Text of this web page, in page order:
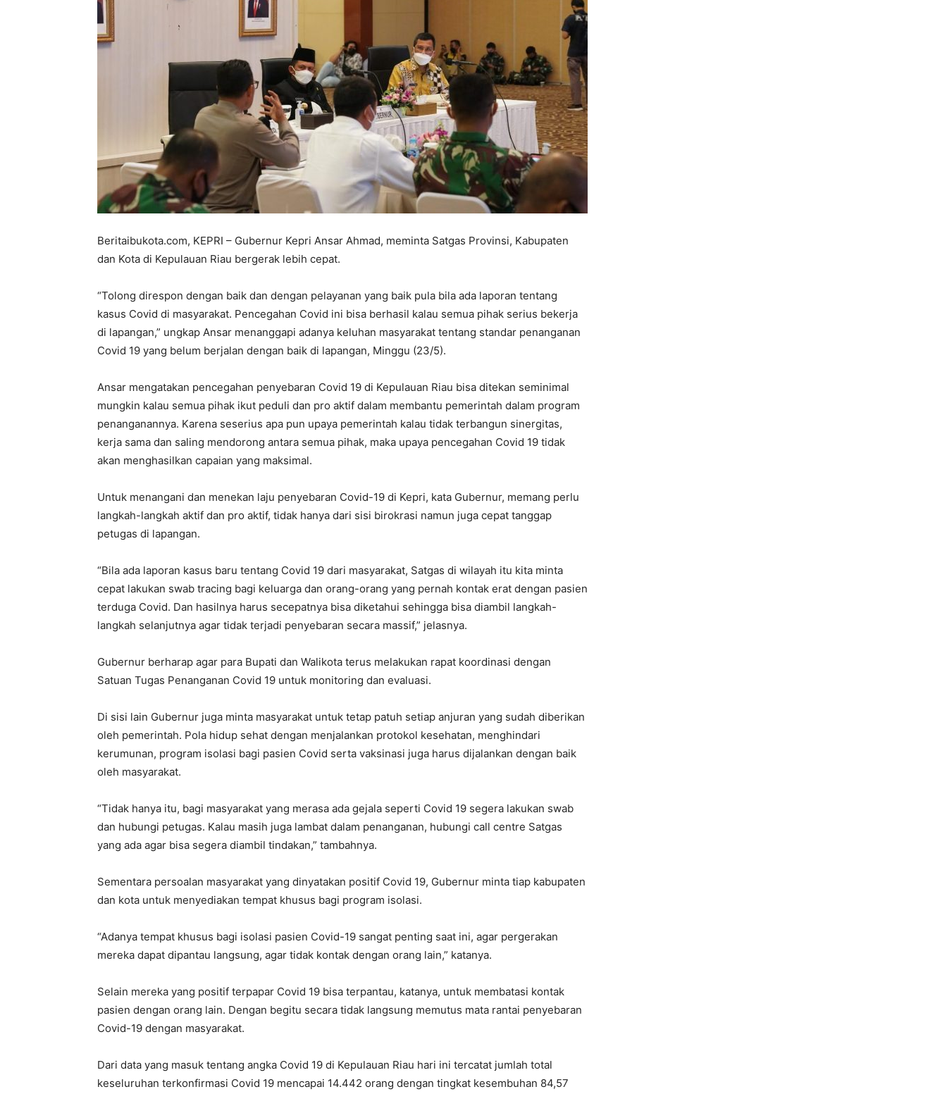
Beritaibukota.com, KEPRI – Gubernur Kepri Ansar Ahmad, meminta Satgas Provinsi, Kabupaten
dan Kota di Kepulauan Riau bergerak lebih cepat.
“Tolong direspon dengan baik dan dengan pelayanan yang baik pula bila ada laporan tentang
kasus Covid di masyarakat. Pencegahan Covid ini bisa berhasil kalau semua pihak serius bekerja
di lapangan,” ungkap Ansar menanggapi adanya keluhan masyarakat tentang standar penanganan
Covid 19 yang belum berjalan dengan baik di lapangan, Minggu (23/5).
Ansar mengatakan pencegahan penyebaran Covid 19 di Kepulauan Riau bisa ditekan seminimal
mungkin kalau semua pihak ikut peduli dan pro aktif dalam membantu pemerintah dalam program
penanganannya. Karena seserius apa pun upaya pemerintah kalau tidak terbangun sinergitas,
kerja sama dan saling mendorong antara semua pihak, maka upaya pencegahan Covid 19 tidak
akan menghasilkan capaian yang maksimal.
Untuk menangani dan menekan laju penyebaran Covid-19 di Kepri, kata Gubernur, memang perlu
langkah-langkah aktif dan pro aktif, tidak hanya dari sisi birokrasi namun juga cepat tanggap
petugas di lapangan.
“Bila ada laporan kasus baru tentang Covid 19 dari masyarakat, Satgas di wilayah itu kita minta
cepat lakukan swab tracing bagi keluarga dan orang-orang yang pernah kontak erat dengan pasien
terduga Covid. Dan hasilnya harus secepatnya bisa diketahui sehingga bisa diambil langkah-
langkah selanjutnya agar tidak terjadi penyebaran secara massif,” jelasnya.
Gubernur berharap agar para Bupati dan Walikota terus melakukan rapat koordinasi dengan
Satuan Tugas Penanganan Covid 19 untuk monitoring dan evaluasi.
Di sisi lain Gubernur juga minta masyarakat untuk tetap patuh setiap anjuran yang sudah diberikan
oleh pemerintah. Pola hidup sehat dengan menjalankan protokol kesehatan, menghindari
kerumunan, program isolasi bagi pasien Covid serta vaksinasi juga harus dijalankan dengan baik
oleh masyarakat.
“Tidak hanya itu, bagi masyarakat yang merasa ada gejala seperti Covid 19 segera lakukan swab
dan hubungi petugas. Kalau masih juga lambat dalam penanganan, hubungi call centre Satgas
yang ada agar bisa segera diambil tindakan,” tambahnya.
Sementara persoalan masyarakat yang dinyatakan positif Covid 19, Gubernur minta tiap kabupaten
dan kota untuk menyediakan tempat khusus bagi program isolasi.
“Adanya tempat khusus bagi isolasi pasien Covid-19 sangat penting saat ini, agar pergerakan
mereka dapat dipantau langsung, agar tidak kontak dengan orang lain,” katanya.
Selain mereka yang positif terpapar Covid 19 bisa terpantau, katanya, untuk membatasi kontak
pasien dengan orang lain. Dengan begitu secara tidak langsung memutus mata rantai penyebaran
Covid-19 dengan masyarakat.
Dari data yang masuk tentang angka Covid 19 di Kepulauan Riau hari ini tercatat jumlah total
keseluruhan terkonfirmasi Covid 19 mencapai 14.442 orang dengan tingkat kesembuhan 84,57